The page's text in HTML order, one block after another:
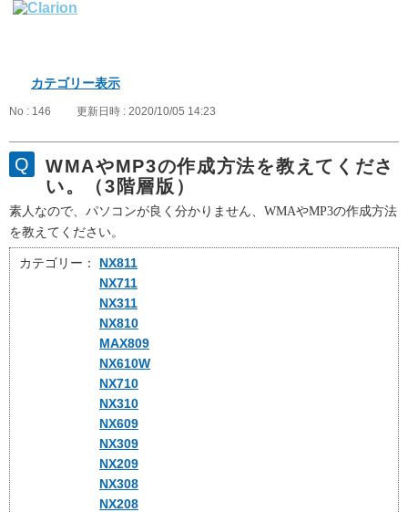
カテゴリー表示
No : 146 更新日時 : 2020/10/05 14:23
WMAやMP3の作成方法を教えてくださ
い。（3階層版）
素人なので、パソコンが良く分かりません、 WMAやMP3の作成方法
を教えてください。
カテゴリー：
NX811
NX711
NX311
NX810
MAX809
NX610W
NX710
NX310
NX609
NX309
NX209
NX308
NX208